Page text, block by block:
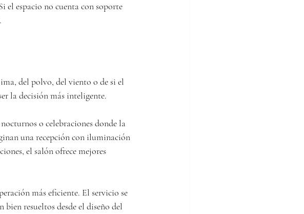
el espacio no cuenta con soporte
del polvo, del viento o de si el
la decisión más inteligente.
o celebraciones donde la
una recepción con iluminación
el salón ofrece mejores
más eficiente. El servicio se
resueltos desde el diseño del